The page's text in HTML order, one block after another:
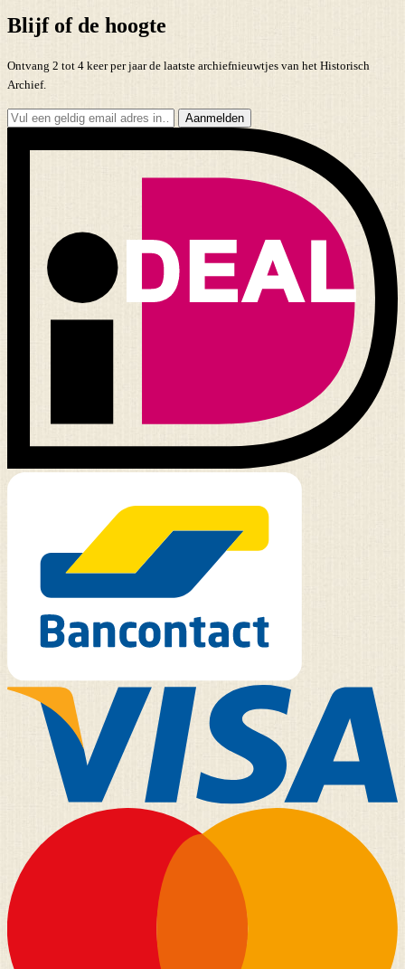
Blijf of de hoogte
Ontvang 2 tot 4 keer per jaar de laatste archiefnieuwtjes van het Historisch
Archief.
Aanmelden